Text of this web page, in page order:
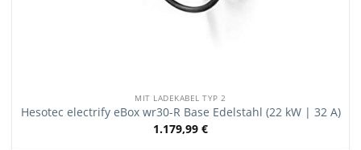
MIT LADEKABEL TYP 2
Hesotec electrify eBox wr30-R Base Edelstahl (22 kW | 32 A)
1.179,99 €